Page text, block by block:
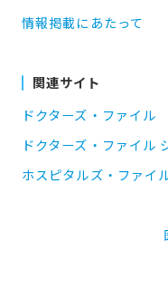
情報掲載にあたって
関連サイト
ドクターズ・ファイル
ドクターズ・ファイル
ホスピタルズ・ファイ